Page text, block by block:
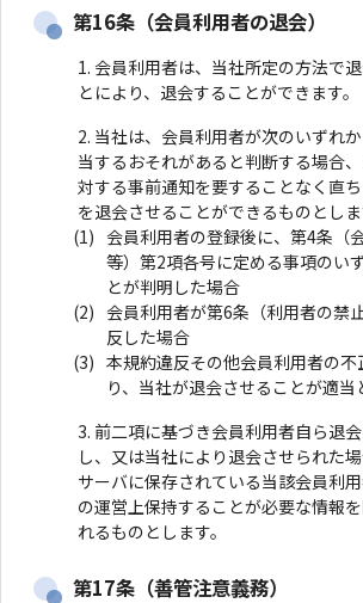
第16条（会員利用者の退会）
会員利用者は、当社所定の方法で
とにより、退会することができます。
当社は、会員利用者が次のいずれ
当するおそれがあると判断する場合
対する事前通知を要することなく直
を退会させることができるものとしま
会員利用者の登録後に、第4条（
等）第2項各号に定める事項のい
とが判明した場合
会員利用者が第6条（利用者の禁
反した場合
本規約違反その他会員利用者の不
り、当社が退会させることが適
前二項に基づき会員利用者自ら退
し、又は当社により退会させられた
サーバに保存されている当該会員利
の運営上保持することが必要な情報
れるものとします。
第17条（善管注意義務）